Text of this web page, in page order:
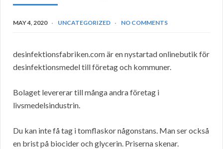
MAY 4, 2020 UNCATEGORIZED NO COMMENTS
desinfektionsfabriken.com är en nystartad onlinebutik för
desinfektionsmedel till företag och kommuner.
Bolaget levererar till många andra företag i
livsmedelsindustrin.
Du kan inte få tag i tomflaskor någonstans. Man ser också
en brist på biocider och glycerin. Priserna skenar.